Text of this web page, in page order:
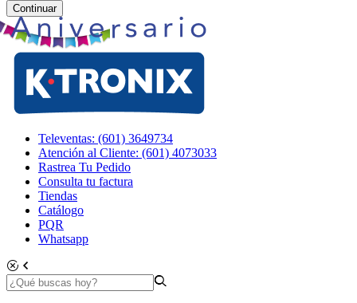
Continuar
Televentas: (601) 3649734
Atención al Cliente: (601) 4073033
Rastrea Tu Pedido
Consulta tu factura
Tiendas
Catálogo
PQR
Whatsapp